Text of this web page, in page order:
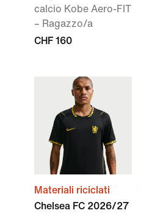
calcio Kobe Aero-FIT
– Ragazzo/a
CHF 160
Materiali riciclati
Chelsea FC 2026/27